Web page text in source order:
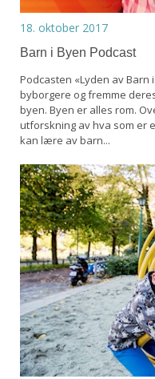
18. oktober 2017
Barn i Byen Podcast
Podcasten «Lyden av
byborgere og fremme
byen. Byen er alles rom.
utforskning av hva som er
kan lære av barn...